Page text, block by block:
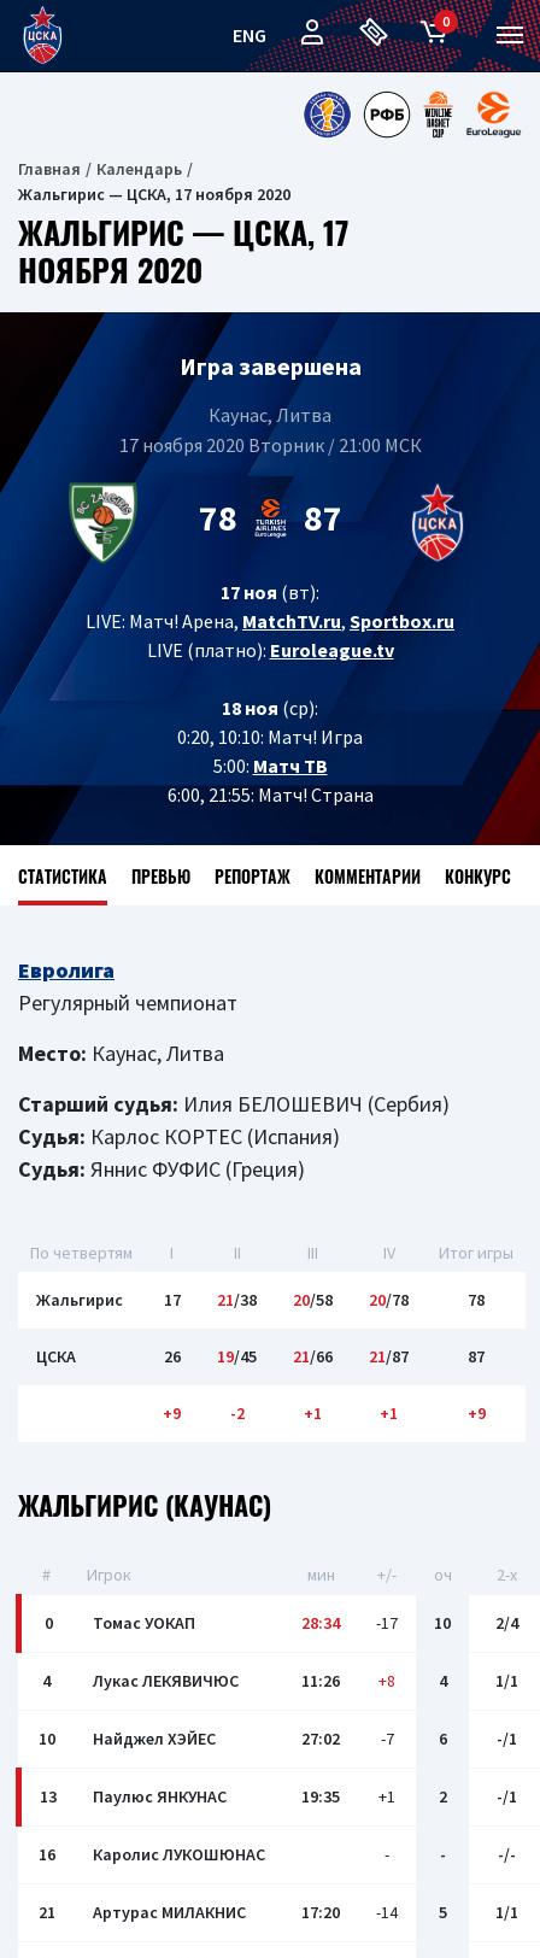
ENG
0
Главная
Календарь
Жальгирис — ЦСКА, 17 ноября 2020
ЖАЛЬГИРИС — ЦСКА, 17
НОЯБРЯ 2020
Игра завершена
Каунас, Литва
17 ноября 2020 Вторник / 21:00 МСК
78 87
17 ноя (вт):
LIVE: Матч! Арена, MatchTV.ru, Sportbox.ru
LIVE (платно): Euroleague.tv
18 ноя (ср):
0:20, 10:10: Матч! Игра
5:00: Матч ТВ
6:00, 21:55: Матч! Страна
СТАТИСТИКА ПРЕВЬЮ РЕПОРТАЖ КОММЕНТАРИИ КОНКУРС
Евролига
Регулярный чемпионат
Место: Каунас, Литва
Старший судья: Илия БЕЛОШЕВИЧ (Сербия)
Судья: Карлос КОРТЕС (Испания)
Судья: Яннис ФУФИС (Греция)
По четвертям I II III IV Итог игры
Жальгирис 17 21/38 20/58 20/78 78
ЦСКА 26 19/45 21/66 21/87 87
+9 -2 +1 +1 +9
ЖАЛЬГИРИС (КАУНАС)
# Игрок мин +/- оч 2-x
0 Томас УОКАП 28:34 -17 10 2/4
4 Лукас ЛЕКЯВИЧЮС 11:26 +8 4 1/1
10 Найджел ХЭЙЕС 27:02 -7 6 -/1
13 Паулюс ЯНКУНАС 19:35 +1 2 -/1
16 Каролис ЛУКОШЮНАС - - -/-
21 Артурас МИЛАКНИС 17:20 -14 5 1/1